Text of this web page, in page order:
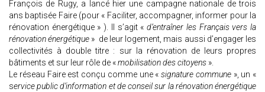
François de Rugy, a lancé hier une campagne nationale de trois
ans baptisée Faire (pour « Faciliter, accompagner, informer pour la
rénovation énergétique » ). Il s’agit « d’entraîner les Français vers la
rénovation énergétique » de leur logement, mais aussi d’engager les
collectivités à double titre : sur la rénovation de leurs propres
bâtiments et sur leur rôle de «mobilisation des citoyens ».
Le réseau Faire est conçu comme une « signature commune », un «
service public d’information et de conseil sur la rénovation énergétique